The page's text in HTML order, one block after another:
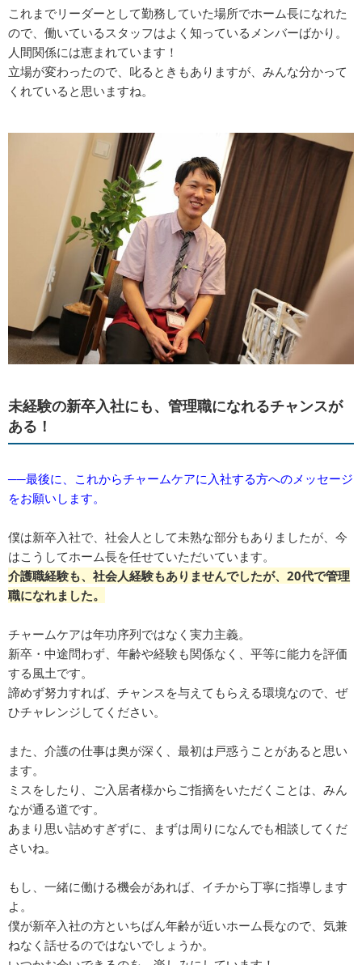
これまでリーダーとして勤務していた場所でホーム長になれた
ので、働いているスタッフはよく知っているメンバーばかり。
人間関係には恵まれています！
立場が変わったので、叱るときもありますが、みんな分かって
くれていると思いますね。
未経験の新卒入社にも、管理職になれるチャンスが
ある！
──最後に、これからチャームケアに入社する方へのメッセージ
をお願いします。
僕は新卒入社で、社会人として未熟な部分もありましたが、今
はこうしてホーム長を任せていただいています。
介護職経験も、社会人経験もありませんでしたが、20代で管理
職になれました。
チャームケアは年功序列ではなく実力主義。
新卒・中途問わず、年齢や経験も関係なく、平等に能力を評価
する風土です。
諦めず努力すれば、チャンスを与えてもらえる環境なので、ぜ
ひチャレンジしてください。
また、介護の仕事は奥が深く、最初は戸惑うことがあると思い
ます。
ミスをしたり、ご入居者様からご指摘をいただくことは、みん
なが通る道です。
あまり思い詰めすぎずに、まずは周りになんでも相談してくだ
さいね。
もし、一緒に働ける機会があれば、イチから丁寧に指導します
よ。
僕が新卒入社の方といちばん年齢が近いホーム長なので、気兼
ねなく話せるのではないでしょうか。